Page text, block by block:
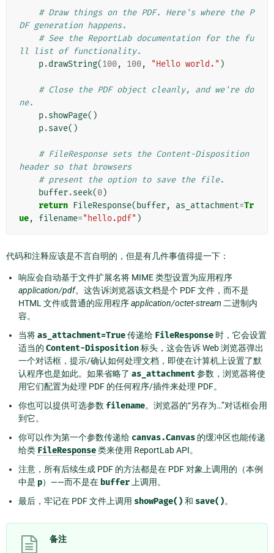
# Draw things on the PDF. Here's where the P
DF generation happens.
# See the ReportLab documentation for the fu
ll list of functionality.
p.drawString(100, 100, "Hello world." )
# Close the PDF object cleanly, and we're do
ne.
p.showPage()
p.save()
# FileResponse sets the Content-Disposition
header so that browsers
# present the option to save the file.
buffer.seek(0)
return FileResponse( buffer, as_attachment=Tr
ue, filename="hello.pdf" )
代码和注释应该是不言自明的，但是有几件事值得提一下：
响应会自动基于文件扩展名将 MIME 类型设置为应用程序
application/pdf。这告诉浏览器该文档是个 PDF 文件，而不是
HTML 文件或普通的应用程序application/octet-stream 二进制内
容。
当将as_attachment=True传递给 FileResponse 时，它会设置
适当的 Content-Disposition标头，这会告诉 Web 浏览器弹出
一个对话框，提示/确认如何处理文档，即使在计算机上设置了默
认程序也是如此。如果省略了 as_attachment参数，浏览器将使
用它们配置为处理 PDF 的任何程序/插件来处理 PDF。
你也可以提供可选参数 filename。浏览器的“另存为…”对话框会用
到它。
你可以作为第一个参数传递给 canvas.Canvas 的缓冲区也能传递
给类 FileResponse类来使用 ReportLab API。
注意，所有后续生成 PDF 的方法都是在 PDF 对象上调用的（本例
中是 p）——而不是在 buffer 上调用。
最后，牢记在 PDF 文件上调用 showPage() 和 save()。
备注